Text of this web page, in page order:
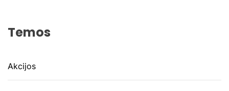
Temos
Akcijos